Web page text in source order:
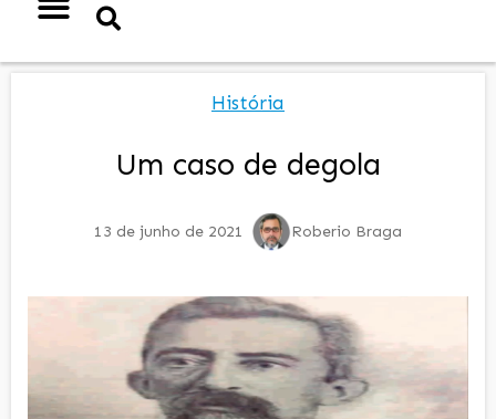
História
Um caso de degola
13 de junho de 2021 Roberio Braga